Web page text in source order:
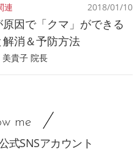
連 2018/01/10
原因で「クマ」ができる
解消＆予防方法
美貴子 院長
me
式SNSアカウント